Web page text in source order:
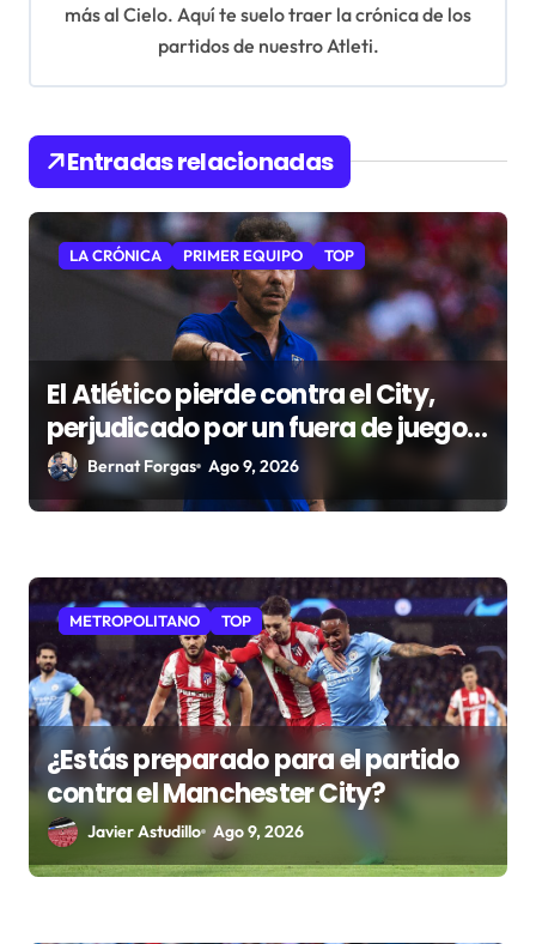
e
n
t
r
más al Cielo. Aquí te suelo traer la crónica de los
partidos de nuestro Atleti.
Entradas relacionadas
LA CRÓNICA PRIMER EQUIPO TOP
El Atlético pierde contra el City,
perjudicado por un fuera de juego
no señalado
Bernat Forgas Ago 9, 2026
METROPOLITANO TOP
¿Estás preparado para el partido
contra el Manchester City?
Javier Astudillo Ago 9, 2026